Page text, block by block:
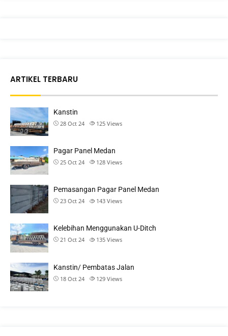
ARTIKEL TERBARU
Kanstin
28 Oct 24 125 Views
Pagar Panel Medan
25 Oct 24 128 Views
Pemasangan Pagar Panel Medan
23 Oct 24 143 Views
Kelebihan Menggunakan U-Ditch
21 Oct 24 135 Views
Kanstin/ Pembatas Jalan
18 Oct 24 129 Views